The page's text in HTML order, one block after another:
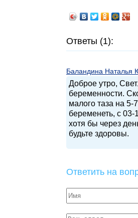
Ответы (1):
Баландина Наталья
Доброе утро,
беременности.
малого таза на 5-
беременеть, с
хотя бы через
будьте здоровы.
Ответить на